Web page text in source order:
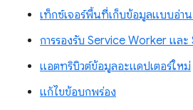
เท็กซ์เจอร์พื้นที่เก็บข้อมูลแบบอ่าน
การรองรับ Service Worker แล
แอตทริบิวต์ข้อมูลอะแดปเตอร์ใหม่
แก้ไขข้อบกพร่อง